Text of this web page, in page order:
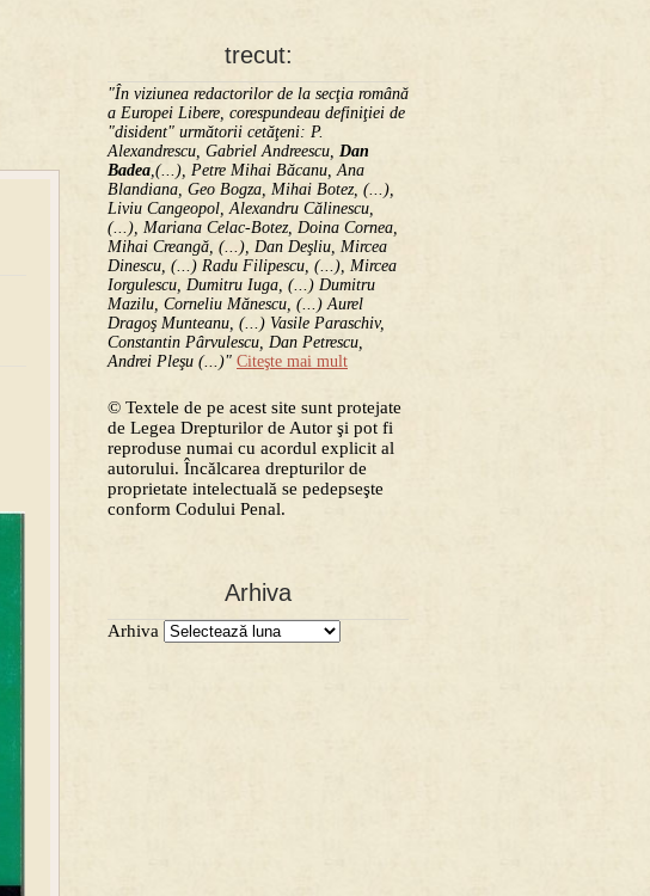
trecut:
"În viziunea redactorilor de la secţia română
a Europei Libere, corespundeau definiţiei de
"disident" următorii ce­tă­ţeni: P.
Alexandrescu, Gabriel Andreescu, Dan
Badea,(...), Petre Mihai Băcanu, Ana
Blandiana, Geo Bogza, Mihai Botez, (...),
Liviu Cangeopol, Alexandru Călinescu,
(...), Mariana Celac-Botez, Doina Cornea,
Mihai Creangă, (...), Dan Deşliu, Mircea
Dinescu, (...) Radu Filipescu, (...), Mircea
Iorgulescu, Dumitru Iuga, (...) Dumitru
Mazilu, Corneliu Mănescu, (...) Aurel
Dragoş Munteanu, (...) Vasile Paraschiv,
Constantin Pârvulescu, Dan Petrescu,
Andrei Pleşu (...)" Citeşte mai mult
© Textele de pe acest site sunt protejate
de Legea Drepturilor de Autor şi pot fi
reproduse numai cu acordul explicit al
autorului. Încălcarea drepturilor de
proprietate intelectuală se pedepseşte
conform Codului Penal.
Arhiva
Arhiva